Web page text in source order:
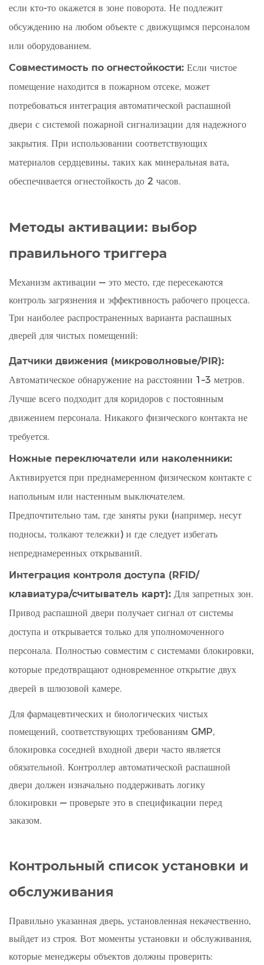
если кто-то окажется в зоне поворота. Не подлежит
обсуждению на любом объекте с движущимся персоналом
или оборудованием.
Совместимость по огнестойкости: Если чистое
помещение находится в пожарном отсеке, может
потребоваться интеграция автоматической распашной
двери с системой пожарной сигнализации для надежного
закрытия. При использовании соответствующих
материалов сердцевины, таких как минеральная вата,
обеспечивается огнестойкость до 2 часов.
Методы активации: выбор
правильного триггера
Механизм активации — это место, где пересекаются
контроль загрязнения и эффективность рабочего процесса.
Три наиболее распространенных варианта распашных
дверей для чистых помещений:
Датчики движения (микроволновые/PIR):
Автоматическое обнаружение на расстоянии 1–3 метров.
Лучше всего подходит для коридоров с постоянным
движением персонала. Никакого физического контакта не
требуется.
Ножные переключатели или наколенники:
Активируется при преднамеренном физическом контакте с
напольным или настенным выключателем.
Предпочтительно там, где заняты руки (например, несут
подносы, толкают тележки) и где следует избегать
непреднамеренных открываний.
Интеграция контроля доступа (RFID/
клавиатура/считыватель карт): Для запретных зон.
Привод распашной двери получает сигнал от системы
доступа и открывается только для уполномоченного
персонала. Полностью совместим с системами блокировки,
которые предотвращают одновременное открытие двух
дверей в шлюзовой камере.
Для фармацевтических и биологических чистых
помещений, соответствующих требованиям GMP,
блокировка соседней входной двери часто является
обязательной. Контроллер автоматической распашной
двери должен изначально поддерживать логику
блокировки — проверьте это в спецификации перед
заказом.
Контрольный список установки и
обслуживания
Правильно указанная дверь, установленная некачественно,
выйдет из строя. Вот моменты установки и обслуживания,
которые менеджеры объектов должны проверить: